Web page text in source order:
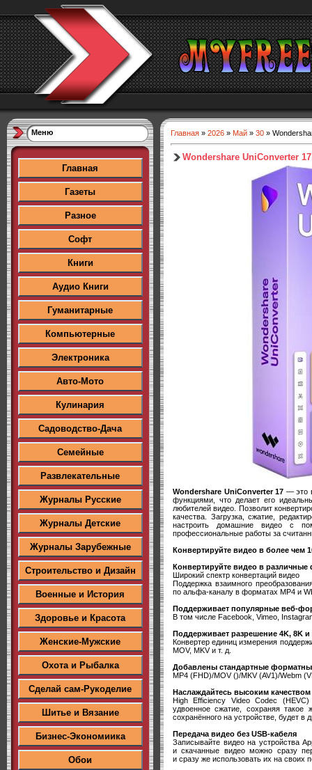
Меню
Главная
Газеты
Разное
Софт
Книги
Аудио Книги
Гуманитарные
Компьютерные
Электроника
Авто-Мото
Кулинария
Садоводство-Дача
Семейные
Развлекательные
Журналы Русские
Журналы Детские
Журналы Зарубежные
Строительство и Дизайн
Военные и История
Здоровье и Красота
Женские-Мужские
Охота и Рыбалка
Сделай сам-Рукоделие
Шитье и Вязание
Бизнес-Экономиика
Обои
Главная » 2026 » Май » 30 »
Wondershare UniConverter
Wondershare UniConverter 17 — это
функциями, что делает его
любителей видео. Позволит
качества. Загрузка, сжатие,
настроить домашние видео с
профессиональные работы за
Конвертируйте видео в более чем
Конвертируйте видео в
Широкий спектр конвертаций видео
Поддержка взаимного
по альфа-каналу в форматах MP4 и
Поддерживает популярные веб-
В том числе Facebook, Vimeo,
Поддерживает разрешение 4K, 8K и
Конвертер единиц измерения
MOV, MKV и т. д.
Добавлены стандартные
MP4 (FHD)/MOV ()/MKV (AV1)/Webm
Наслаждайтесь высоким качеством
High Efficiency Video Codec (HEVC)
удвоенное сжатие, сохраняя
сохранённого на устройстве, будет в
Передача видео без USB-кабеля
Записывайте видео на устройства
и скачанные видео можно сразу
и сразу же использовать их на своих